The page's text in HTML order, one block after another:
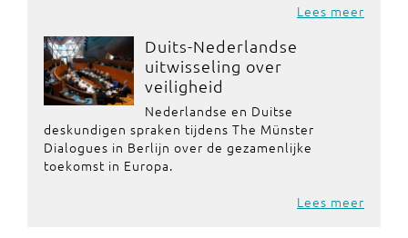
Lees meer
Duits-Nederlandse
uitwisseling over
veiligheid
Nederlandse en Duitse
deskundigen spraken tijdens The Münster
Dialogues in Berlijn over de gezamenlijke
toekomst in Europa.
Lees meer